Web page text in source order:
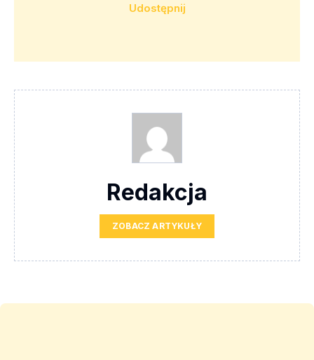
Udostępnij
Redakcja
ZOBACZ ARTYKUŁY